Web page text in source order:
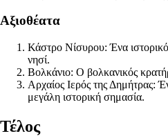
Αξιοθέατα
Κάστρο Νίσυρου: Ένα
νησί.
Βολκάνιο: Ο βολκανικός
Αρχαίος Ιερός της Δημήτρας:
μεγάλη ιστορική σημασία.
Τέλος